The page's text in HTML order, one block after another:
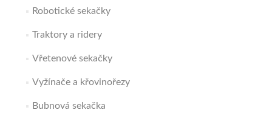
Robotické sekačky
Traktory a ridery
Vřetenové sekačky
Vyžínače a křovinořezy
Bubnová sekačka